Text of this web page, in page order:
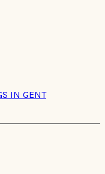
IN GENT